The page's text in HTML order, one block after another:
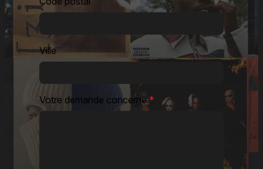
Ville
Votre demande concerne*